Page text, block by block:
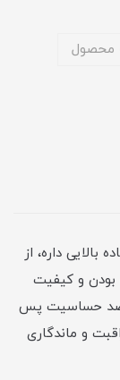
محصول
داره، از
و کیفیت
و ضد حساسیت پس
و ماندگاری